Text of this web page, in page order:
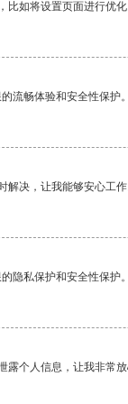
如将设置页面进行优化
流畅体验和安全性保护。
决，让我能够安心工作
隐私保护和安全性保护。
个人信息，让我非常放